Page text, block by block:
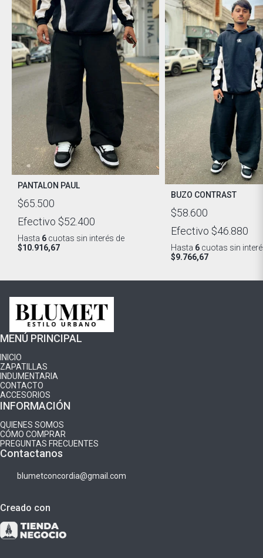
PANTALON PAUL
$65.500
Efectivo $52.400
Hasta 6 cuotas sin interés de
$10.916,67
BUZO CONTRAST
$58.600
Efectivo $46.880
Hasta 6 cuotas sin
$9.766,67
MENÚ PRINCIPAL
INICIO
ZAPATILLAS
INDUMENTARIA
CONTACTO
ACCESORIOS
INFORMACIÓN
QUIENES SOMOS
CÓMO COMPRAR
PREGUNTAS FRECUENTES
Contactanos
blumetconcordia@gmail.com
Creado con